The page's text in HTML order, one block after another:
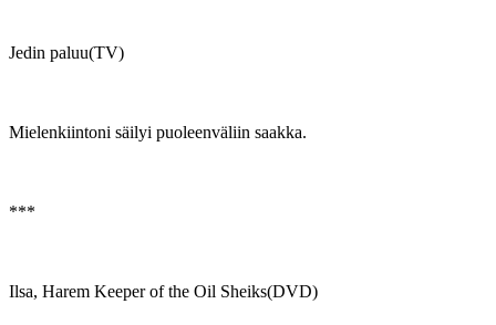
Jedin paluu(TV)
Mielenkiintoni säilyi puoleenväliin saakka.
***
Ilsa, Harem Keeper of the Oil Sheiks(DVD)